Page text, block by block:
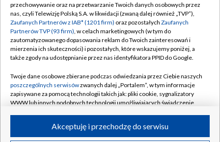
Abonament TVP
Emisja w TVP
Centrum informacji TVP
Naziemna Telewizja Cyfrowa
Rada Programowa
System NOS
Informacje o nadawcy
Program dla prasy
Regulamin TVP
Polityka prywatności
Moje zgody
Pomoc
Kontakt
Kanały
przechowywanie oraz na przetwarzanie Twoich danych osobowych przez
nas, czyli Telewizję Polską S.A. w likwidacji (zwaną dalej również „TVP”),
Zaufanych Partnerów z IAB* (1201 firm) oraz pozostałych Zaufanych
Partnerów TVP (93 firm), w celach marketingowych (w tym do
zautomatyzowanego dopasowania reklam do Twoich zainteresowań i
mierzenia ich skuteczności) i pozostałych, które wskazujemy poniżej, a
także zgody na udostępnianie przez nas identyfikatora PPID do Google.
Twoje dane osobowe zbierane podczas odwiedzania przez Ciebie naszych
poszczególnych serwisówzwanych dalej „Portalem”, w tym informacje
zapisywane za pomocą technologii takich jak: pliki cookie, sygnalizatory
WWW lub innych podobnych technologii umożliwiających świadczenie
ruchu w Internecie.Akceptuję i przechodzę do serwisu